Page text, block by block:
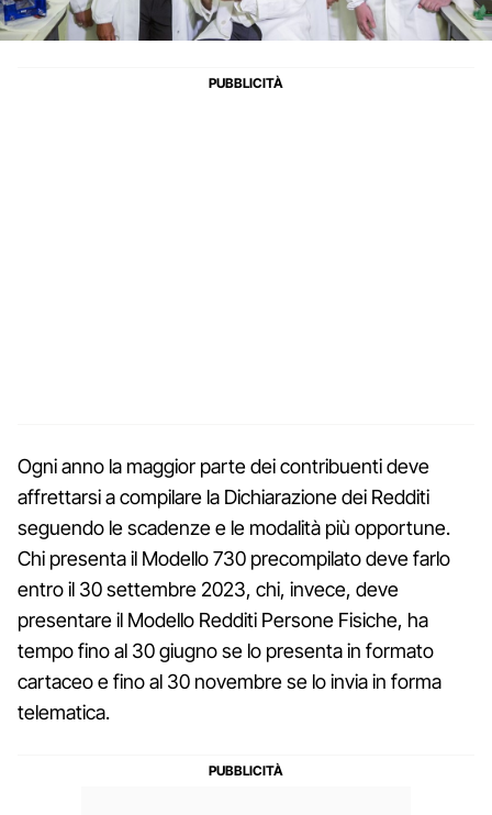
Ogni anno la maggior parte dei contribuenti deve
affrettarsi a compilare la Dichiarazione dei Redditi
seguendo le scadenze e le modalità più opportune.
Chi presenta il Modello 730 precompilato deve farlo
entro il 30 settembre 2023, chi, invece, deve
presentare il Modello Redditi Persone Fisiche, ha
tempo fino al 30 giugno se lo presenta in formato
cartaceo e fino al 30 novembre se lo invia in forma
telematica.